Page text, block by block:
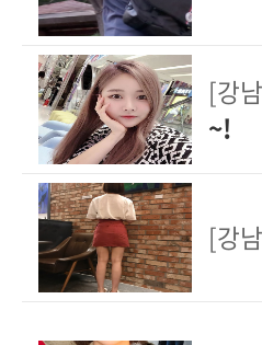
[강
~!
[강